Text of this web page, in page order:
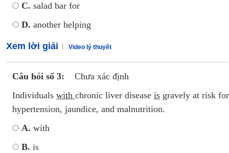
C. salad bar for
D. another helping
Xem lời giải Video lý thuyết
Câu hỏi số 3:
Chưa xác định
Individuals with chronic liver disease is gravely at risk for
hypertension, jaundice, and malnutrition.
A. with
B. is